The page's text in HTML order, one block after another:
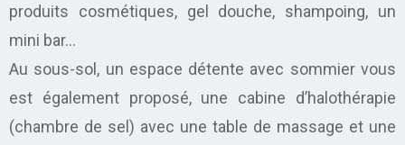
produits cosmétiques, gel douche, shampoing, un
mini bar…
Au sous-sol, un espace détente avec sommier vous
est également proposé, une cabine d’halothérapie
(chambre de sel) avec une table de massage et une